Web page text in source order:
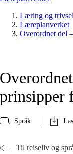
Læring og trivsel
Læreplanverket
Overordnet del
prinsipper
Språk
Til reiseliv og